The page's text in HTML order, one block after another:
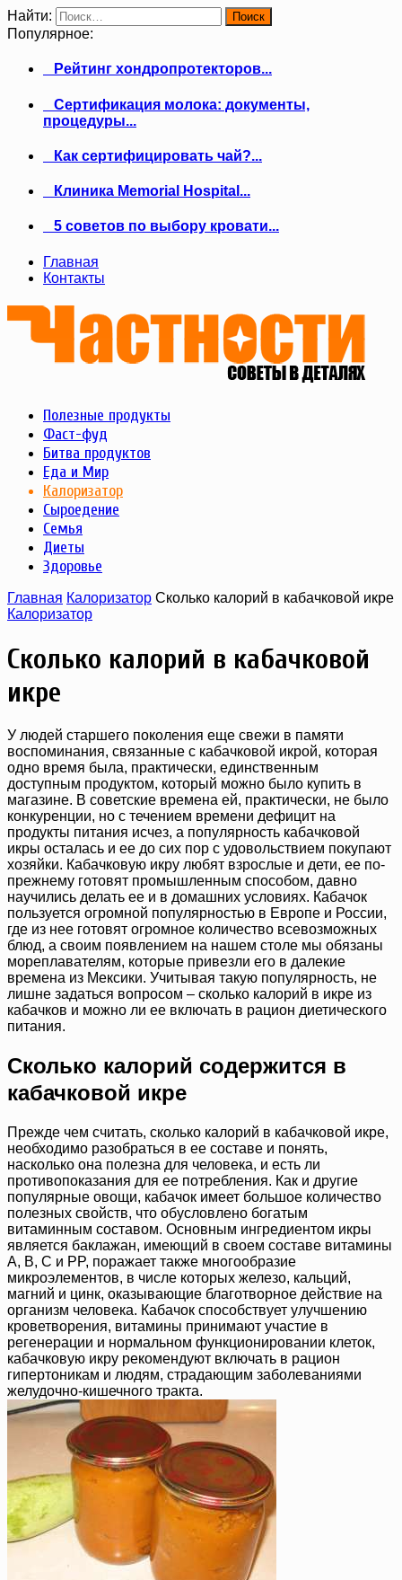
Найти:
Популярное:
Рейтинг хондропротекторов...
Сертификация молока: документы,
процедуры...
Как сертифицировать чай?...
Клиника Memorial Hospital...
5 советов по выбору кровати...
Главная
Контакты
Полезные продукты
Фаст-фуд
Битва продуктов
Еда и Мир
Калоризатор
Сыроедение
Семья
Диеты
Здоровье
Главная Калоризатор Сколько калорий в кабачковой икре
Калоризатор
Сколько калорий в кабачковой
икре
У людей старшего поколения еще свежи в памяти
воспоминания, связанные с кабачковой икрой, которая
одно время была, практически, единственным
доступным продуктом, который можно было купить в
магазине. В советские времена ей, практически, не было
конкуренции, но с течением времени дефицит на
продукты питания исчез, а популярность кабачковой
икры осталась и ее до сих пор с удовольствием покупают
хозяйки. Кабачковую икру любят взрослые и дети, ее по-
прежнему готовят промышленным способом, давно
научились делать ее и в домашних условиях. Кабачок
пользуется огромной популярностью в Европе и России,
где из нее готовят огромное количество всевозможных
блюд, а своим появлением на нашем столе мы обязаны
мореплавателям, которые привезли его в далекие
времена из Мексики. Учитывая такую популярность, не
лишне задаться вопросом – сколько калорий в икре из
кабачков и можно ли ее включать в рацион диетического
питания.
Сколько калорий содержится в
кабачковой икре
Прежде чем считать, сколько калорий в кабачковой икре,
необходимо разобраться в ее составе и понять,
насколько она полезна для человека, и есть ли
противопоказания для ее потребления. Как и другие
популярные овощи, кабачок имеет большое количество
полезных свойств, что обусловлено богатым
витаминным составом. Основным ингредиентом икры
является баклажан, имеющий в своем составе витамины
A, B, C и PP, поражает также многообразие
микроэлементов, в числе которых железо, кальций,
магний и цинк, оказывающие благотворное действие на
организм человека. Кабачок способствует улучшению
кроветворения, витамины принимают участие в
регенерации и нормальном функционировании клеток,
кабачковую икру рекомендуют включать в рацион
гипертоникам и людям, страдающим заболеваниями
желудочно-кишечного тракта.